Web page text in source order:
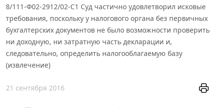
8/111-Ф02-2912/02-С1 Суд частично удовлетворил исковые
требования, поскольку у налогового органа без первичных
бухгалтерских документов не было возможности проверить
ни доходную, ни затратную часть декларации и,
следовательно, определить налогооблагаемую базу
(извлечение)
21 сентября 2016